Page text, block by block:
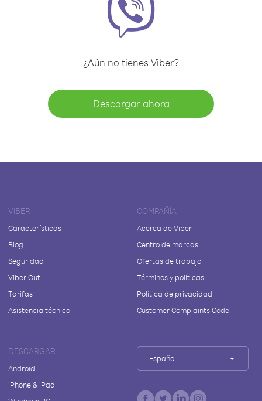
¿Aún no tienes Viber?
Descargar ahora
VIBER
Características
Blog
Seguridad
Viber Out
Tarifas
Asistencia técnica
COMPAÑÍA
Acerca de Viber
Centro de marcas
Ofertas de trabajo
Términos y políticas
Política de privacidad
Customer Complaints Code
DESCARGAR
Android
iPhone & iPad
Español